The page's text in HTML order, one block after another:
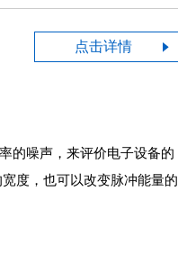
点击详情
的噪声 ， 来评价电子设备的
宽度 ， 也可以改变脉冲能量的